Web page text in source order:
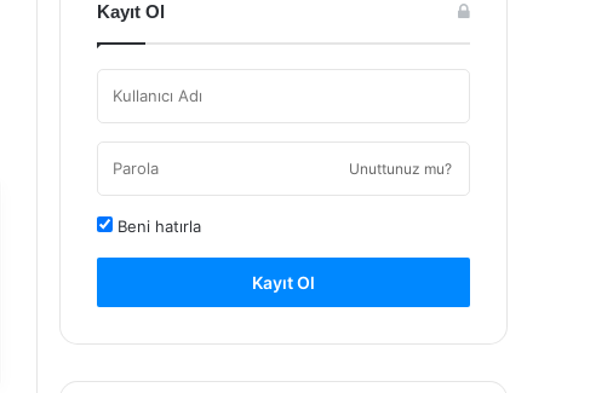
Kayıt Ol
Unuttunuz mu?
Beni hatırla
Kayıt Ol